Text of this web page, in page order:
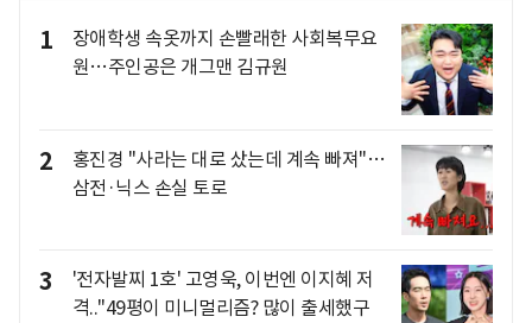
1
장애학생 속옷까지 손빨래한 사회복무요
원…주인공은 개그맨 김규원
2
홍진경 "사라는 대로 샀는데 계속 빠져"…
삼전·닉스 손실 토로
3
'전자발찌 1호' 고영욱, 이번엔 이지혜 저
격.."49평이 미니멀리즘? 많이 출세했구